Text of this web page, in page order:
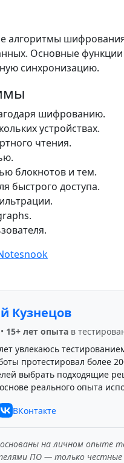
Основные
синхронизацию.
шифрованию.
устройствах.
чтения.
блокнотов и тем.
быстрого доступа.
Кузнецов
15+ лет опытав
увлекаюсь
протестировал более
выбрать подходящие
реального опыта
ВКонтакте
на личном опыте
ПО — только честные